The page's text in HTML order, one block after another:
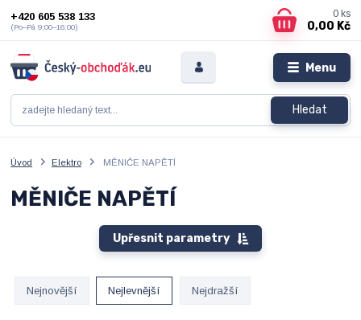
Menu
Hledat
+420 605 538 133
(Po–Pá 9:00–16:00)
0 ks
0,00 Kč
Úvod Elektro MĚNIČE NAPĚTÍ
MĚNIČE NAPĚTÍ
Upřesnit parametry
Nejnovější Nejlevnější Nejdražší